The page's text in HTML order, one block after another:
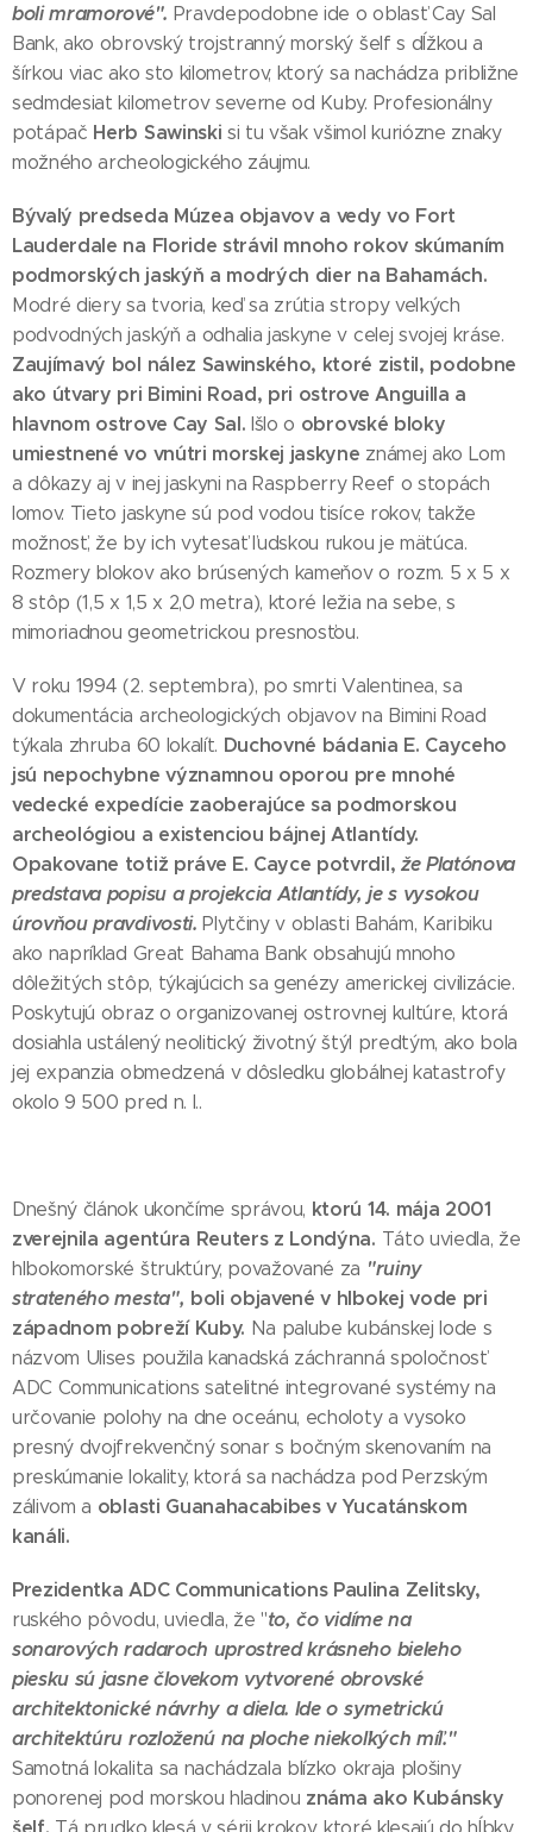
boli mramorové". Pravdepodobne ide o oblasť Cay Sal
Bank, ako obrovský trojstranný morský šelf s dĺžkou a
šírkou viac ako sto kilometrov, ktorý sa nachádza približne
sedmdesiat kilometrov severne od Kuby. Profesionálny
potápač Herb Sawinski si tu však všimol kuriózne znaky
možného archeologického záujmu.
Bývalý predseda Múzea objavov a vedy vo Fort
Lauderdale na Floride strávil mnoho rokov skúmaním
podmorských jaskýň a modrých dier na Bahamách.
Modré diery sa tvoria, keď sa zrútia stropy veľkých
podvodných jaskýň a odhalia jaskyne v celej svojej kráse.
Zaujímavý bol nález Sawinského, ktoré zistil, podobne
ako útvary pri Bimini Road, pri ostrove Anguilla a
hlavnom ostrove Cay Sal. Išlo o obrovské bloky
umiestnené vo vnútri morskej jaskyne známej ako Lom
a dôkazy aj v inej jaskyni na Raspberry Reef o stopách
lomov. Tieto jaskyne sú pod vodou tisíce rokov, takže
možnosť, že by ich vytesať ľudskou rukou je mätúca.
Rozmery blokov ako brúsených kameňov o rozm. 5 x 5 x
8 stôp (1,5 x 1,5 x 2,0 metra), ktoré ležia na sebe, s
mimoriadnou geometrickou presnosťou.
V roku 1994 (2. septembra), po smrti Valentinea, sa
dokumentácia archeologických objavov na Bimini Road
týkala zhruba 60 lokalít. Duchovné bádania E. Cayceho
jsú nepochybne významnou oporou pre mnohé
vedecké expedície zaoberajúce sa podmorskou
archeológiou a existenciou bájnej Atlantídy.
Opakovane totiž práve E. Cayce potvrdil, že Platónova
predstava popisu a projekcia Atlantídy, je s vysokou
úrovňou pravdivosti. Plytčiny v oblasti Bahám, Karibiku
ako napríklad Great Bahama Bank obsahujú mnoho
dôležitých stôp, týkajúcich sa genézy americkej civilizácie.
Poskytujú obraz o organizovanej ostrovnej kultúre, ktorá
dosiahla ustálený neolitický životný štýl predtým, ako bola
jej expanzia obmedzená v dôsledku globálnej katastrofy
okolo 9 500 pred n. l..
Dnešný článok ukončíme správou, ktorú 14. mája 2001
zverejnila agentúra Reuters z Londýna. Táto uviedla, že
hlbokomorské štruktúry, považované za "ruiny
strateného mesta", boli objavené v hlbokej vode pri
západnom pobreží Kuby. Na palube kubánskej lode s
názvom Ulises použila kanadská záchranná spoločnosť
ADC Communications satelitné integrované systémy na
určovanie polohy na dne oceánu, echoloty a vysoko
presný dvojfrekvenčný sonar s bočným skenovaním na
preskúmanie lokality, ktorá sa nachádza pod Perzským
zálivom a oblasti Guanahacabibes v Yucatánskom
kanáli.
Prezidentka ADC Communications Paulina Zelitsky,
ruského pôvodu, uviedla, že "to, čo vidíme na
sonarových radaroch uprostred krásneho bieleho
piesku sú jasne človekom vytvorené obrovské
architektonické návrhy a diela. Ide o symetrickú
architektúru rozloženú na ploche niekoľkých míľ."
Samotná lokalita sa nachádzala blízko okraja plošiny
ponorenej pod morskou hladinou známa ako Kubánsky